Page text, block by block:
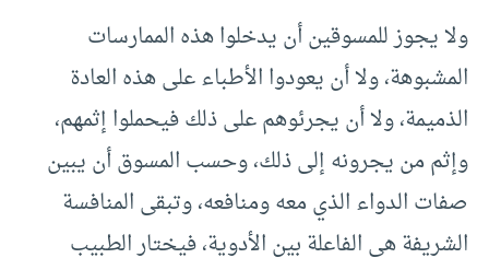
ولا يجوز للمسوقين أن يدخلوا هذه الممارسات
المشبوهة، ولا أن يعودوا الأطباء على هذه العادة
الذميمة، ولا أن يجرئوهم على ذلك فيحملوا إثمهم،
وإثم من يجرونه إلى ذلك، وحسب المسوق أن يبين
صفات الدواء الذي معه ومنافعه، وتبقى المنافسة
الشريفة هي الفاعلة بين الأدوية، فيختار الطبيب